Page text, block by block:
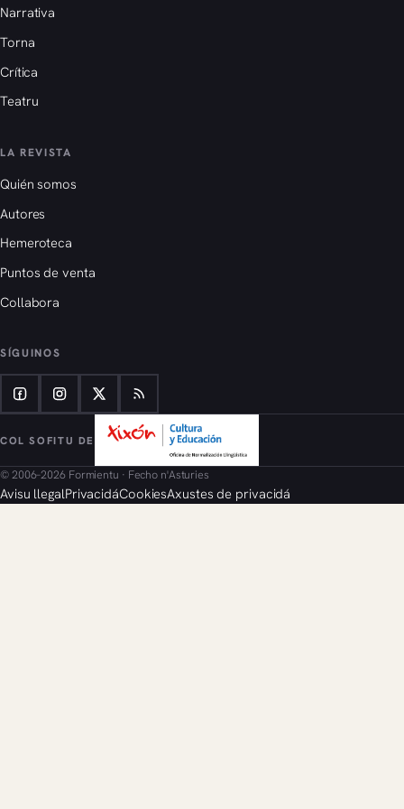
Narrativa
Torna
Crítica
Teatru
LA REVISTA
Quién somos
Autores
Hemeroteca
Puntos de venta
Collabora
SÍGUINOS
COL SOFITU DE
© 2006–2026 Formientu · Fecho n'Asturies
Avisu llegalPrivacidáCookiesAxustes de privacidá